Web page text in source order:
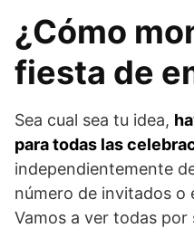
¿Cómo
fiesta de
Sea cual sea tu idea,
para todas las
independientemente
número de invitados o
Vamos a ver todas por